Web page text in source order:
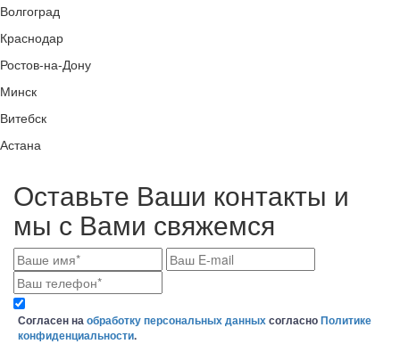
Волгоград
Краснодар
Ростов-на-Дону
Минск
Витебск
Астана
Оставьте Ваши контакты и
мы с Вами свяжемся
Согласен наобработку персональных данныхсогласноПолитике
конфиденциальности.